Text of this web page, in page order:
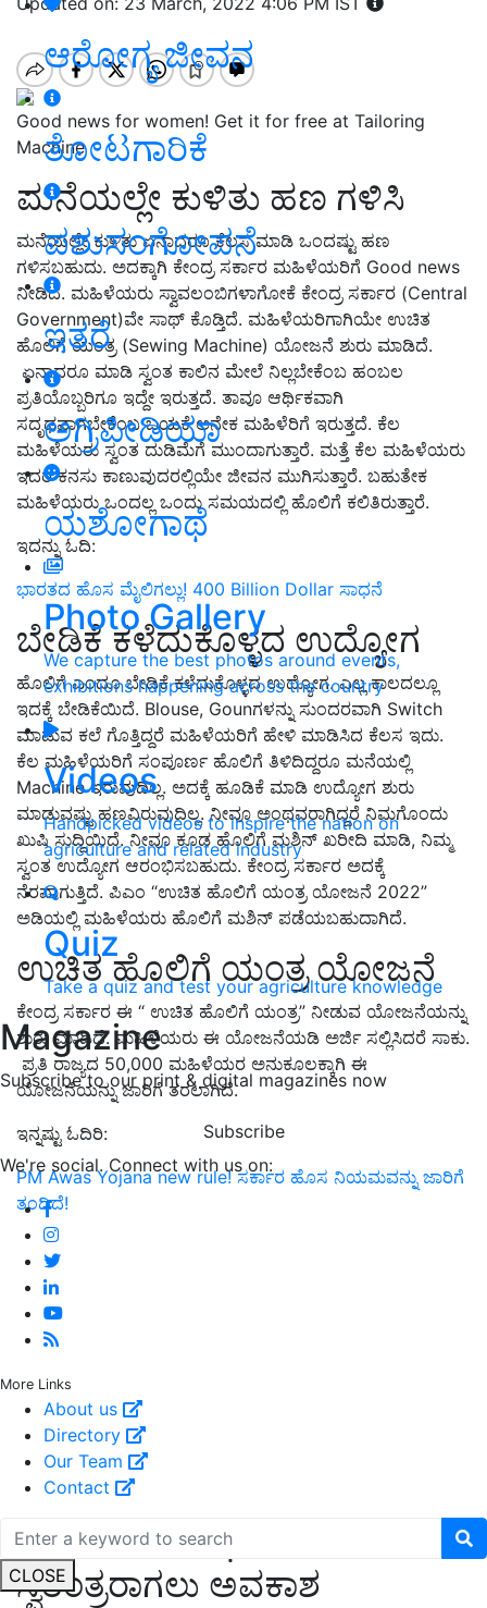
ಆರೋಗ್ಯ ಜೀವನ
ತೋಟಗಾರಿಕೆ
ಪಶುಸಂಗೋಪನೆ
ಇತರೆ
ಅಗ್ರಿಪೀಡಿಯಾ
ಯಶೋಗಾಥೆ
Photo Gallery
We capture the best photos around events,
exhibitions happening across the country
Videos
Handpicked videos to inspire the nation on
agriculture and related industry
Quiz
Take a quiz and test your agriculture knowledge
Magazine
Subscribe to our print & digital magazines now
Subscribe
We're social. Connect with us on:
More Links
About us
Directory
Our Team
Contact
CLOSE
Good news for women! Get it for free at Tailoring
Machine
ಮನೆಯಲ್ಲೇ ಕುಳಿತು ಹಣ ಗಳಿಸಿ
ಮನೆಯಲ್ಲೇ ಕುಳಿತು ಏನಾದರೂ ಕೆಲಸ ಮಾಡಿ ಒಂದಷ್ಟು ಹಣ
ಗಳಿಸಬಹುದು. ಅದಕ್ಕಾಗಿ ಕೇಂದ್ರ ಸರ್ಕಾರ ಮಹಿಳೆಯರಿಗೆ Good news
ನೀಡಿದೆ. ಮಹಿಳೆಯರು ಸ್ವಾವಲಂಬಿಗಳಾಗೋಕೆ ಕೇಂದ್ರ ಸರ್ಕಾರ (Central
Government)ವೇ ಸಾಥ್ ಕೊಡ್ತಿದೆ. ಮಹಿಳೆಯರಿಗಾಗಿಯೇ ಉಚಿತ
ಹೊಲಿಗೆ ಯಂತ್ರ (Sewing Machine) ಯೋಜನೆ ಶುರು ಮಾಡಿದೆ.
ಏನಾದರೂ ಮಾಡಿ ಸ್ವಂತ ಕಾಲಿನ ಮೇಲೆ ನಿಲ್ಲಬೇಕೆಂಬ ಹಂಬಲ
ಪ್ರತಿಯೊಬ್ಬರಿಗೂ ಇದ್ದೇ ಇರುತ್ತದೆ. ತಾವೂ ಆರ್ಥಿಕವಾಗಿ
ಸದೃಢವಾಗಬೇಕೆಂಬ ಬಯಕೆ ಅನೇಕ ಮಹಿಳೆರಿಗೆ ಇರುತ್ತದೆ. ಕೆಲ
ಮಹಿಳೆಯರು ಸ್ವಂತ ದುಡಿಮೆಗೆ ಮುಂದಾಗುತ್ತಾರೆ. ಮತ್ತೆ ಕೆಲ ಮಹಿಳೆಯರು
ಇದರ ಕನಸು ಕಾಣುವುದರಲ್ಲಿಯೇ ಜೀವನ ಮುಗಿಸುತ್ತಾರೆ. ಬಹುತೇಕ
ಮಹಿಳೆಯರು ಒಂದಲ್ಲ ಒಂದು ಸಮಯದಲ್ಲಿ ಹೊಲಿಗೆ ಕಲಿತಿರುತ್ತಾರೆ.
ಇದನ್ನು ಓದಿ:
ಭಾರತದ ಹೊಸ ಮೈಲಿಗಲ್ಲು! 400 Billion Dollar ಸಾಧನೆ
ಬೇಡಿಕೆ ಕಳೆದುಕೊಳ್ಳದ ಉದ್ಯೋಗ
ಹೊಲಿಗೆ ಎಂದೂ ಬೇಡಿಕೆ ಕಳೆದುಕೊಳ್ಳದ ಉದ್ಯೋಗ. ಎಲ್ಲ ಕಾಲದಲ್ಲೂ
ಇದಕ್ಕೆ ಬೇಡಿಕೆಯಿದೆ. Blouse, Gounಗಳನ್ನು ಸುಂದರವಾಗಿ Switch
ಮಾಡುವ ಕಲೆ ಗೊತ್ತಿದ್ದರೆ ಮಹಿಳೆಯರಿಗೆ ಹೇಳಿ ಮಾಡಿಸಿದ ಕೆಲಸ ಇದು.
ಕೆಲ ಮಹಿಳೆಯರಿಗೆ ಸಂಪೂರ್ಣ ಹೊಲಿಗೆ ತಿಳಿದಿದ್ದರೂ ಮನೆಯಲ್ಲಿ
Machineಇರುವುದಿಲ್ಲ. ಅದಕ್ಕೆ ಹೂಡಿಕೆ ಮಾಡಿ ಉದ್ಯೋಗ ಶುರು
ಮಾಡುವಷ್ಟು ಹಣವಿರುವುದಿಲ್ಲ. ನೀವೂ ಅಂಥವರಾಗಿದ್ದರೆ ನಿಮಗೊಂದು
ಖುಷಿ ಸುದ್ದಿಯಿದೆ. ನೀವೂ ಕೂಡ ಹೊಲಿಗೆ ಮಶಿನ್ ಖರೀದಿ ಮಾಡಿ, ನಿಮ್ಮ
ಸ್ವಂತ ಉದ್ಯೋಗ ಆರಂಭಿಸಬಹುದು. ಕೇಂದ್ರ ಸರ್ಕಾರ ಅದಕ್ಕೆ
ನೆರವಾಗುತ್ತಿದೆ. ಪಿಎಂ “ಉಚಿತ ಹೊಲಿಗೆ ಯಂತ್ರ ಯೋಜನೆ 2022”
ಅಡಿಯಲ್ಲಿ ಮಹಿಳೆಯರು ಹೊಲಿಗೆ ಮಶಿನ್ ಪಡೆಯಬಹುದಾಗಿದೆ.
ಉಚಿತ ಹೊಲಿಗೆ ಯಂತ್ರ ಯೋಜನೆ
ಕೇಂದ್ರ ಸರ್ಕಾರ ಈ “ ಉಚಿತ ಹೊಲಿಗೆ ಯಂತ್ರ” ನೀಡುವ ಯೋಜನೆಯನ್ನು
ಶುರು ಮಾಡಿದೆ. ಮಹಿಳೆಯರು ಈ ಯೋಜನೆಯಡಿ ಅರ್ಜಿ ಸಲ್ಲಿಸಿದರೆ ಸಾಕು.
ಪ್ರತಿ ರಾಜ್ಯದ 50,000 ಮಹಿಳೆಯರ ಅನುಕೂಲಕ್ಕಾಗಿ ಈ
ಯೋಜನೆಯನ್ನು ಜಾರಿಗೆ ತರಲಾಗಿದೆ.
ಇನ್ನಷ್ಟು ಓದಿರಿ:
PM Awas Yojana new rule! ಸರ್ಕಾರ ಹೊಸ ನಿಯಮವನ್ನು ಜಾರಿಗೆ
ತಂದಿದೆ!
ಮಹಿಳೆಯರು ಆರ್ಥಿಕವಾಗಿ
ಸ್ವತಂತ್ರರಾಗಲು ಅವಕಾಶ